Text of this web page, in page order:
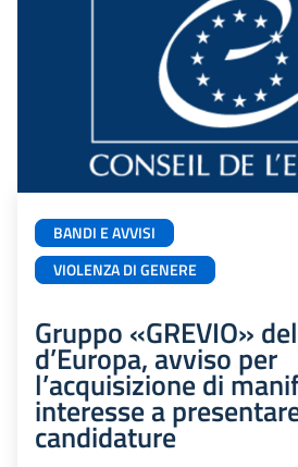
BANDI E AVVISI
VIOLENZA DI GENERE
Gruppo «GREVIO»
d’Europa, avviso per
l’acquisizione di
interesse a
candidature